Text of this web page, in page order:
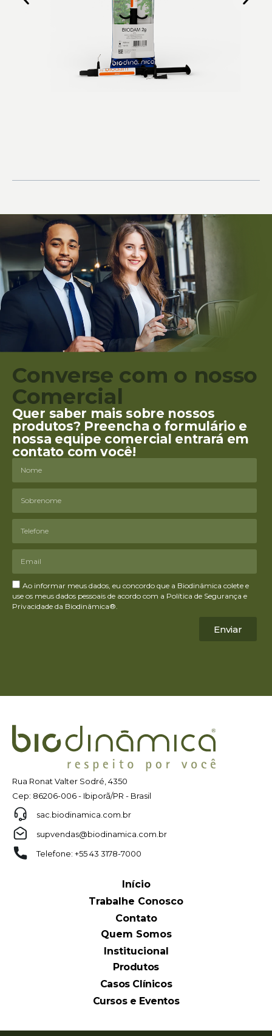
Converse com o nosso
Comercial
Quer saber mais sobre nossos
produtos? Preencha o formulário e
nossa equipe comercial entrará em
contato com você!
Ao informar meus dados, eu concordo que a Biodinâmica colete e
use os meus dados pessoais de acordo com a Política de Segurança e
Privacidade da Biodinâmica®.
Enviar
Rua Ronat Valter Sodré, 4350
Cep: 86206-006 - Ibiporã/PR - Brasil
sac.biodinamica.com.br
supvendas@biodinamica.com.br
Telefone: +55 43 3178-7000
Início
Trabalhe Conosco
Contato
Quem Somos
Institucional
Produtos
Casos Clínicos
Cursos e Eventos